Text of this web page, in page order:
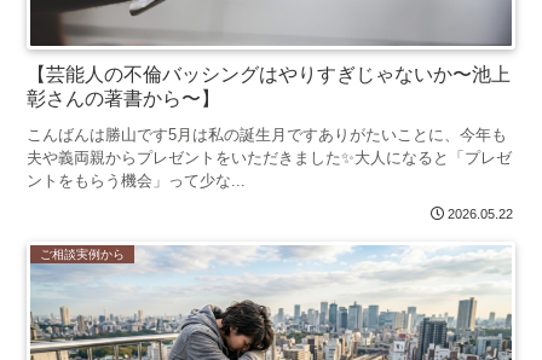
【芸能人の不倫バッシングはやりすぎじゃないか〜池上
彰さんの著書から〜】
こんばんは勝山です5月は私の誕生月ですありがたいことに、今年も
夫や義両親からプレゼントをいただきました✨大人になると「プレゼ
ントをもらう機会」って少な...
2026.05.22
ご相談実例から